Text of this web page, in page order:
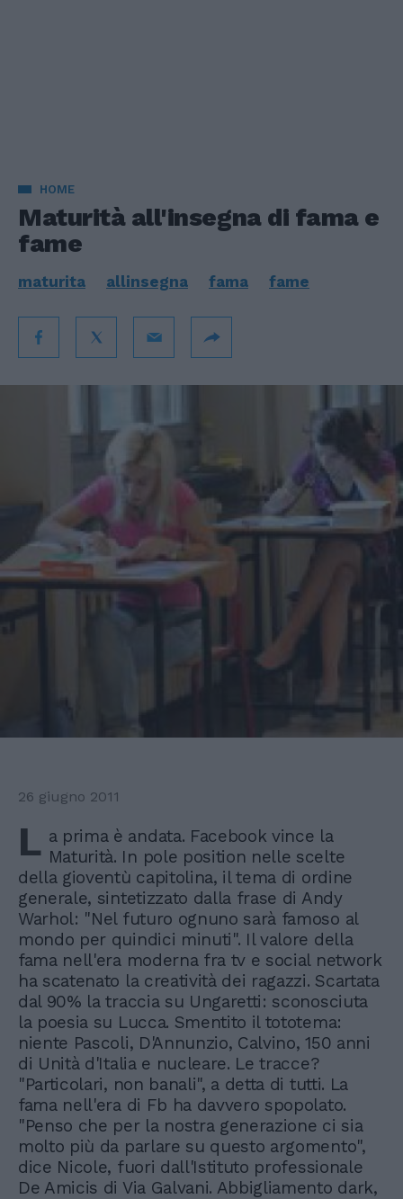
HOME
Maturità all'insegna di fama e
fame
maturita allinsegna fama fame
26 giugno 2011
L a prima è andata. Facebook vince la
Maturità. In pole position nelle scelte
della gioventù capitolina, il tema di ordine
generale, sintetizzato dalla frase di Andy
Warhol: "Nel futuro ognuno sarà famoso al
mondo per quindici minuti". Il valore della
fama nell'era moderna fra tv e social network
ha scatenato la creatività dei ragazzi. Scartata
dal 90% la traccia su Ungaretti: sconosciuta
la poesia su Lucca. Smentito il tototema:
niente Pascoli, D'Annunzio, Calvino, 150 anni
di Unità d'Italia e nucleare. Le tracce?
"Particolari, non banali", a detta di tutti. La
fama nell'era di Fb ha davvero spopolato.
"Penso che per la nostra generazione ci sia
molto più da parlare su questo argomento",
dice Nicole, fuori dall'Istituto professionale
De Amicis di Via Galvani. Abbigliamento dark,